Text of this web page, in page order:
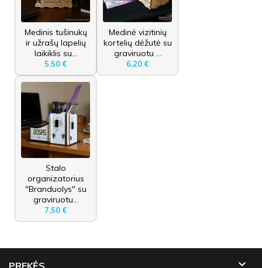
Medinis tušinukų
ir užrašų lapelių
laikiklis su...
5,50 €
Medinė vizitinių
kortelių dėžutė su
graviruotu ...
6,20 €
Stalo
organizatorius
"Branduolys" su
graviruotu...
7,50 €
